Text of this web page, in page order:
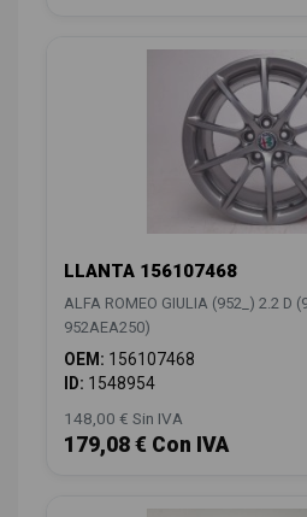
LLANTA 156107468
ALFA ROMEO GIULIA (952_) 2.2 D
952AEA250)
OEM: 156107468
ID: 1548954
148,00 € Sin IVA
179,08 € Con IVA